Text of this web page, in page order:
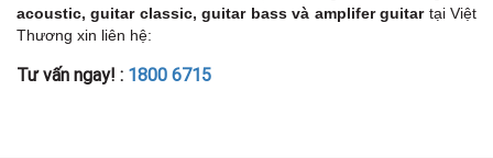
acoustic, guitar classic, guitar bass và amplifer guitartại Việt
Thương xin liên hệ:
Tư vấn ngay! : 1800 6715